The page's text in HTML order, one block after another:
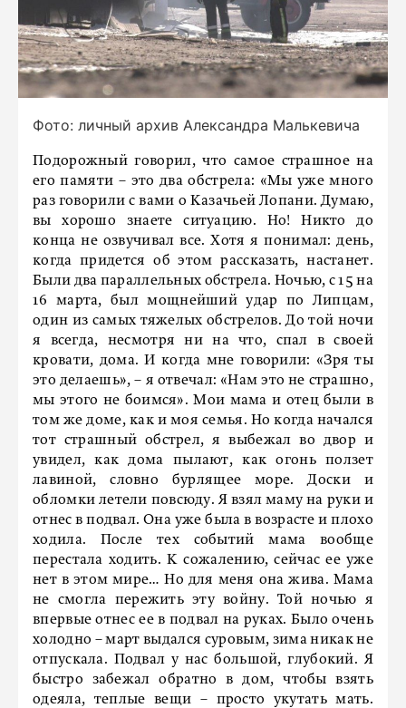
Фото: личный архив Александра Малькевича
Подорожный говорил, что самое страшное на
его памяти – это два обстрела: «Мы уже много
раз говорили с вами о Казачьей Лопани. Думаю,
вы хорошо знаете ситуацию. Но! Никто до
конца не озвучивал все. Хотя я понимал: день,
когда придется об этом рассказать, настанет.
Были два параллельных обстрела. Ночью, с 15 на
16 марта, был мощнейший удар по Липцам,
один из самых тяжелых обстрелов. До той ночи
я всегда, несмотря ни на что, спал в своей
кровати, дома. И когда мне говорили: «Зря ты
это делаешь», – я отвечал: «Нам это не страшно,
мы этого не боимся». Мои мама и отец были в
том же доме, как и моя семья. Но когда начался
тот страшный обстрел, я выбежал во двор и
увидел, как дома пылают, как огонь ползет
лавиной, словно бурлящее море. Доски и
обломки летели повсюду. Я взял маму на руки и
отнес в подвал. Она уже была в возрасте и плохо
ходила. После тех событий мама вообще
перестала ходить. К сожалению, сейчас ее уже
нет в этом мире… Но для меня она жива. Мама
не смогла пережить эту войну. Той ночью я
впервые отнес ее в подвал на руках. Было очень
холодно – март выдался суровым, зима никак не
отпускала. Подвал у нас большой, глубокий. Я
быстро забежал обратно в дом, чтобы взять
одеяла, теплые вещи – просто укутать мать.